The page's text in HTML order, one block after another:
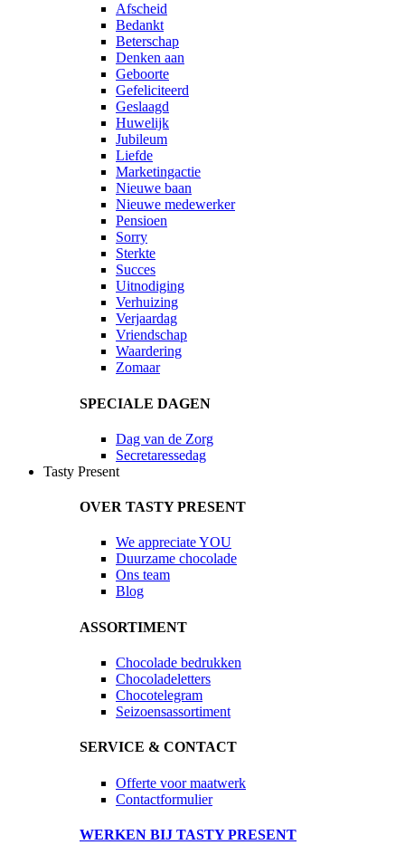
Afscheid
Bedankt
Beterschap
Denken aan
Geboorte
Gefeliciteerd
Geslaagd
Huwelijk
Jubileum
Liefde
Marketingactie
Nieuwe baan
Nieuwe medewerker
Pensioen
Sorry
Sterkte
Succes
Uitnodiging
Verhuizing
Verjaardag
Vriendschap
Waardering
Zomaar
SPECIALE DAGEN
Dag van de Zorg
Secretaressedag
Tasty Present
OVER TASTY PRESENT
We appreciate YOU
Duurzame chocolade
Ons team
Blog
ASSORTIMENT
Chocolade bedrukken
Chocoladeletters
Chocotelegram
Seizoensassortiment
SERVICE & CONTACT
Offerte voor maatwerk
Contactformulier
WERKEN BIJ TASTY PRESENT